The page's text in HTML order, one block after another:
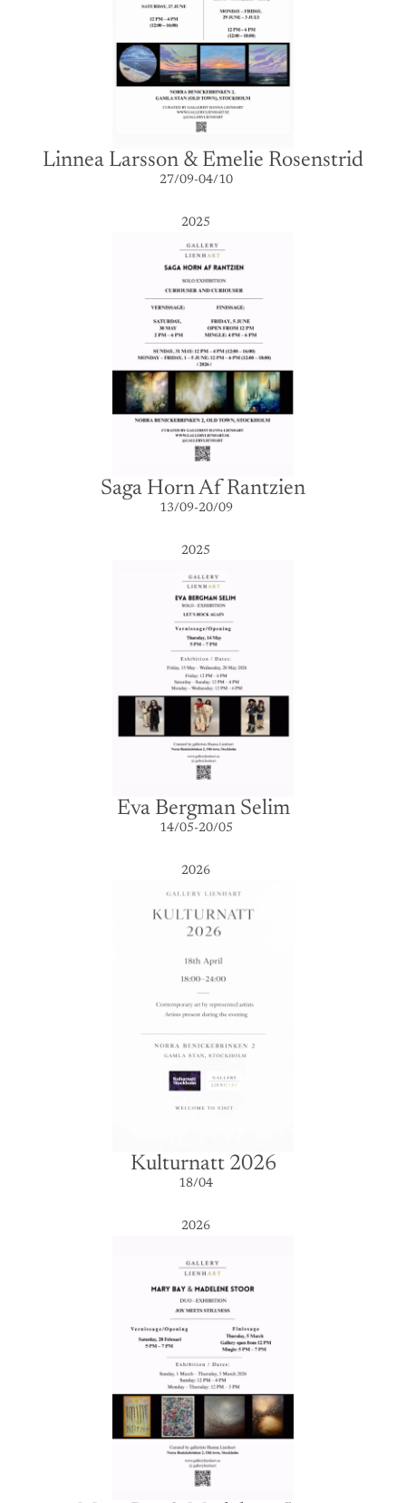
Linnea Larsson & Emelie Rosenstrid
27/09-04/10
2025
Saga Horn Af Rantzien
13/09-20/09
2025
Eva Bergman Selim
14/05-20/05
2026
Kulturnatt 2026
18/04
2026